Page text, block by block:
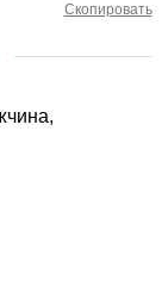
Скопировать